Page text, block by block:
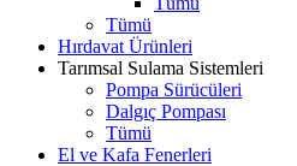
Tümü
Hırdavat Ürünleri
Tarımsal Sulama Sistemleri
Pompa Sürücüleri
Dalgıç Pompası
Tümü
El ve Kafa Fenerleri